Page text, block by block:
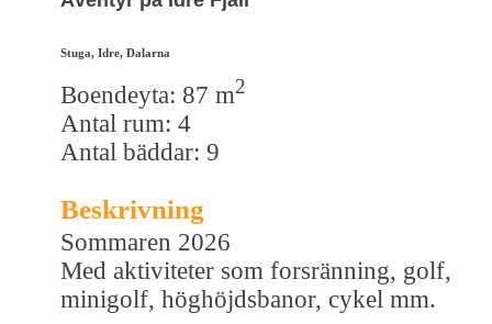
Stuga, Idre, Dalarna
Boendeyta: 87 m2
Antal rum: 4
Antal bäddar: 9
Beskrivning
Sommaren 2026
Med aktiviteter som forsränning, golf,
minigolf, höghöjdsbanor, cykel mm.